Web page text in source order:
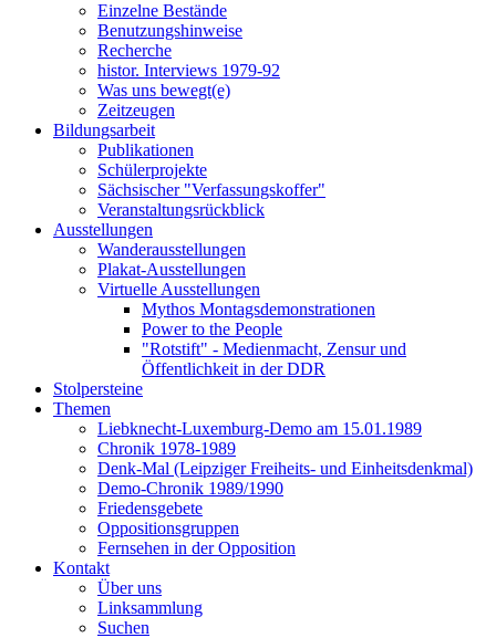
Einzelne Bestände
Benutzungshinweise
Recherche
histor. Interviews 1979-92
Was uns bewegt(e)
Zeitzeugen
Bildungsarbeit
Publikationen
Schülerprojekte
Sächsischer "Verfassungskoffer"
Veranstaltungsrückblick
Ausstellungen
Wanderausstellungen
Plakat-Ausstellungen
Virtuelle Ausstellungen
Mythos Montagsdemonstrationen
Power to the People
"Rotstift" - Medienmacht, Zensur und
Öffentlichkeit in der DDR
Stolpersteine
Themen
Liebknecht-Luxemburg-Demo am 15.01.1989
Chronik 1978-1989
Denk-Mal (Leipziger Freiheits- und Einheitsdenkmal)
Demo-Chronik 1989/1990
Friedensgebete
Oppositionsgruppen
Fernsehen in der Opposition
Kontakt
Über uns
Linksammlung
Suchen